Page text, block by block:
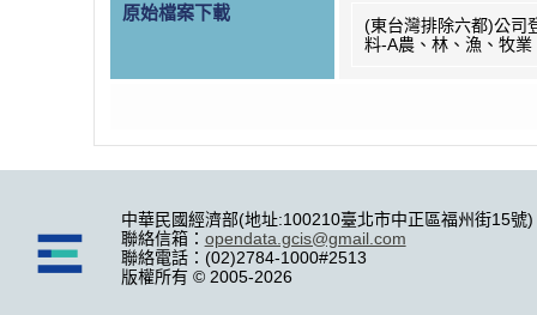
原始檔案下載
(東台灣排除六都)公司
料-A農、林、漁、牧業
中華民國經濟部(地址:100210臺北市中正區福州街15號)
聯絡信箱： opendata.gcis@gmail.com
聯絡電話：(02)2784-1000#2513
版權所有 © 2005-2026